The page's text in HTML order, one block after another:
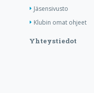
Jäsensivusto
Klubin omat ohjeet
Yhteystiedot